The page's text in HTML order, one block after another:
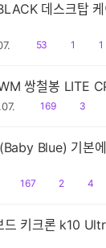
데스크탑
읽
53
공1
댓1
쌍철봉 LITE
읽
169
공
3
Blue) 기본
읽
167
공
2
댓
4
드 키크론 k10